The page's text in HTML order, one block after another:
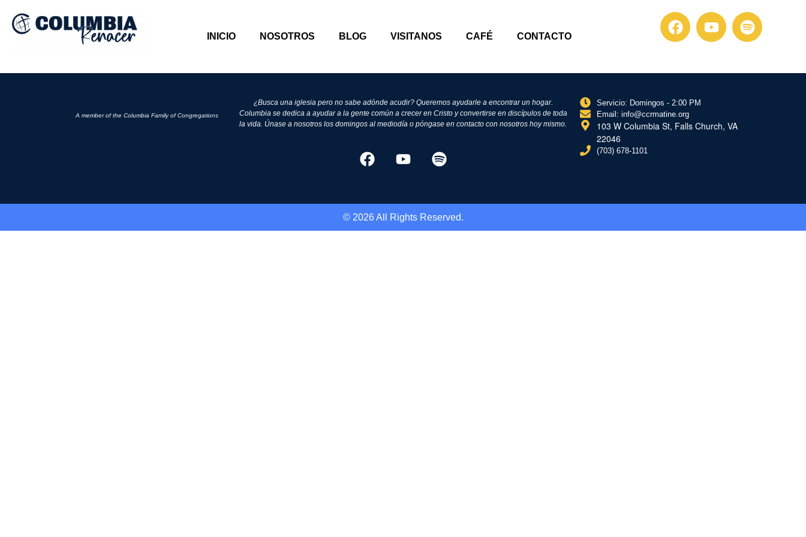
INICIO NOSOTROS BLOG VISITANOS CAFÉ CONTACTO
A member of the Columbia Family of Congregations
¿Busca una iglesia pero no sabe adónde acudir? Queremos ayudarle a encontrar un hogar.
Columbia se dedica a ayudar a la gente común a crecer en Cristo y convertirse en discípulos de toda
la vida. Únase a nosotros los domingos al mediodía o póngase en contacto con nosotros hoy mismo.
Servicio: Domingos - 2:00 PM
Email: info@ccrmatine.org
103 W Columbia St, Falls Church, VA
22046
(703) 678-1101
© 2026 All Rights Reserved.